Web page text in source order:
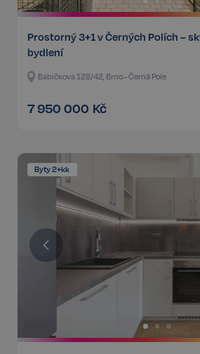
Prostorný 3+1 v Černých Polích –
bydlení
Babičkova 128/42, Brno - Černá Pole
7 950 000 Kč
Byty 2+kk